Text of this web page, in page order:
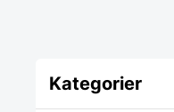
Kategorier